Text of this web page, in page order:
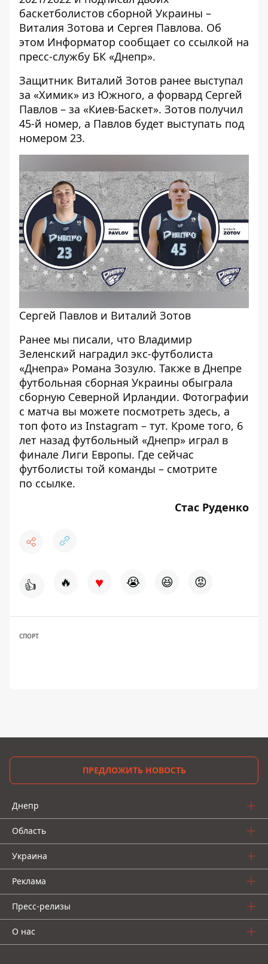
баскетболистов сборной Украины –
Виталия Зотова и Сергея Павлова. Об
этом Информатор сообщает со ссылкой на
пресс-службу БК «Днепр».
Защитник Виталий Зотов ранее выступал
за «Химик» из Южного, а форвард Сергей
Павлов – за «Киев-Баскет». Зотов получил
45-й номер, а Павлов будет выступать под
номером 23.
Сергей Павлов и Виталий Зотов
Ранее мы писали, что Владимир
Зеленский наградил экс-футболиста
«Днепра» Романа Зозулю. Также в Днепре
футбольная сборная Украины обыграла
сборную Северной Ирландии. Фотографии
с матча вы можете посмотреть здесь, а
топ фото из Instagram – тут. Кроме того, 6
лет назад футбольный «Днепр» играл в
финале Лиги Европы. Где сейчас
футболисты той команды – смотрите
по ссылке.
Стас Руденко
👍 🔥 ♥ 😭 😆 😡
СПОРТ
ПРЕДЛОЖИТЬ НОВОСТЬ
Днепр
Область
Украина
Реклама
Пресс-релизы
О нас